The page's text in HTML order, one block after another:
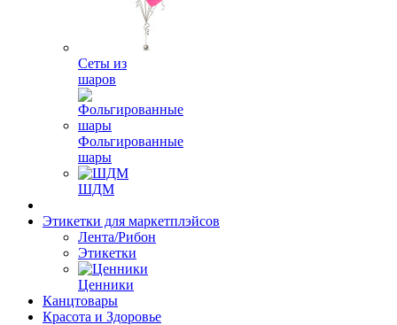
Сеты из
шаров
Фольгированные
шары
ШДМ
Этикетки для маркетплэйсов
Лента/Рибон
Этикетки
Ценники
Канцтовары
Красота и Здоровье